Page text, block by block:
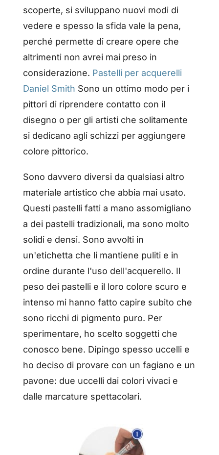
scoperte, si sviluppano nuovi modi di
vedere e spesso la sfida vale la pena,
perché permette di creare opere che
altrimenti non avrei mai preso in
considerazione. Pastelli per acquerelli
Daniel Smith Sono un ottimo modo per i
pittori di riprendere contatto con il
disegno o per gli artisti che solitamente
si dedicano agli schizzi per aggiungere
colore pittorico.
Sono davvero diversi da qualsiasi altro
materiale artistico che abbia mai usato.
Questi pastelli fatti a mano assomigliano
a dei pastelli tradizionali, ma sono molto
solidi e densi. Sono avvolti in
un'etichetta che li mantiene puliti e in
ordine durante l'uso dell'acquerello. Il
peso dei pastelli e il loro colore scuro e
intenso mi hanno fatto capire subito che
sono ricchi di pigmento puro. Per
sperimentare, ho scelto soggetti che
conosco bene. Dipingo spesso uccelli e
ho deciso di provare con un fagiano e un
pavone: due uccelli dai colori vivaci e
dalle marcature spettacolari.